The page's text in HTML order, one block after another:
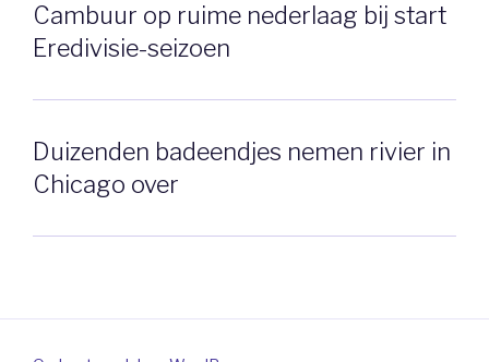
Cambuur op ruime nederlaag bij start
Eredivisie-seizoen
Duizenden badeendjes nemen rivier in
Chicago over